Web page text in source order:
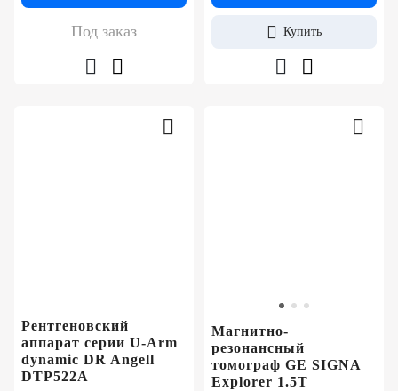
Под заказ Купить
Рентгеновский
аппарат серии U-Arm
dynamic DR Angell
DTP522A
Магнитно-
резонансный
томограф GE SIGNA
Explorer 1.5T